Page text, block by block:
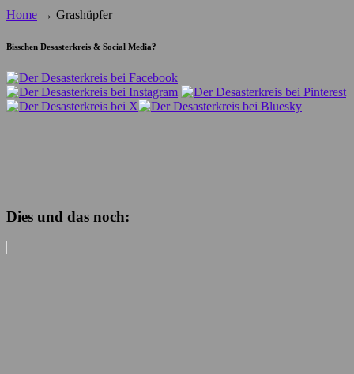
Home → Grashüpfer
Bisschen Desasterkreis & Social Media?
Dies und das noch: